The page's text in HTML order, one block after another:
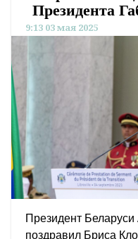
Президента
9:13 03 мая 2025
Президент
поздравил Бриса